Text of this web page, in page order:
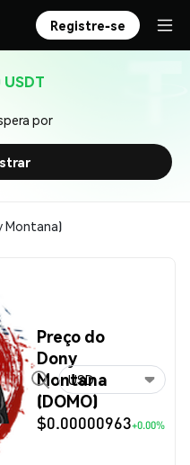
Registre-se
USDT
por
Montana)
Preço do
Dony
Montana
(DOMO)
$0.00000963+0.00%
USD